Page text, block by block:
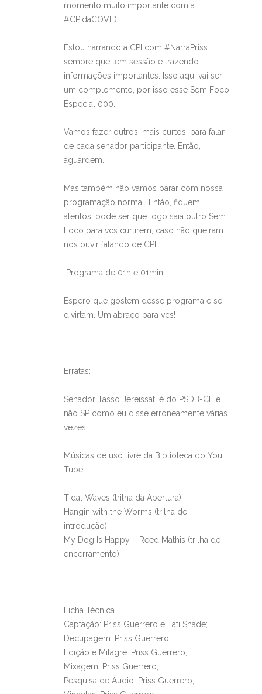
momento muito importante com a
#CPIdaCOVID.
Estou narrando a CPI com #NarraPriss
sempre que tem sessão e trazendo
informações importantes. Isso aqui vai ser
um complemento, por isso esse Sem Foco
Especial 000.
Vamos fazer outros, mais curtos, para falar
de cada senador participante. Então,
aguardem.
Mas também não vamos parar com nossa
programação normal. Então, fiquem
atentos, pode ser que logo saia outro Sem
Foco para vcs curtirem, caso não queiram
nos ouvir falando de CPI.
Programa de 01h e 01min.
Espero que gostem desse programa e se
divirtam. Um abraço para vcs!
Erratas:
Senador Tasso Jereissati é do PSDB-CE e
não SP como eu disse erroneamente várias
vezes.
Músicas de uso livre da Biblioteca do You
Tube:
Tidal Waves (trilha da Abertura);
Hangin with the Worms (trilha de
introdução);
My Dog Is Happy – Reed Mathis (trilha de
encerramento);
Ficha Técnica
Captação: Priss Guerrero e Tati Shade;
Decupagem: Priss Guerrero;
Edição e Milagre: Priss Guerrero;
Mixagem: Priss Guerrero;
Pesquisa de Áudio: Priss Guerrero;